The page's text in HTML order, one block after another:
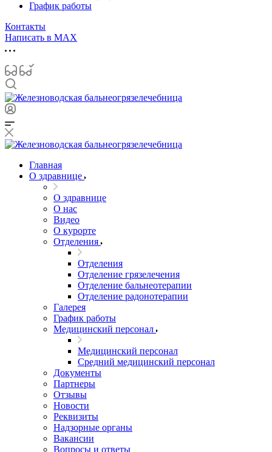
График работы
Контакты
Написать в MAX
Главная
О здравнице
О здравнице
О нас
Видео
О курорте
Отделения
Отделения
Отделение грязелечения
Отделение бальнеотерапии
Отделение радонотерапии
Галерея
График работы
Медицинский персонал
Медицинский персонал
Средний медицинский персонал
Документы
Партнеры
Отзывы
Новости
Реквизиты
Надзорные органы
Вакансии
Вопросы и ответы